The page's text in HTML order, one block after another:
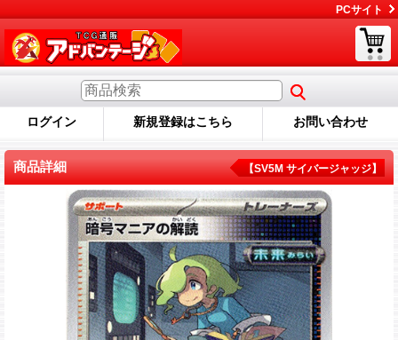
PCサイト
ログイン 新規登録はこちら お問い合わせ
商品詳細 【SV5M サイバージャッジ】